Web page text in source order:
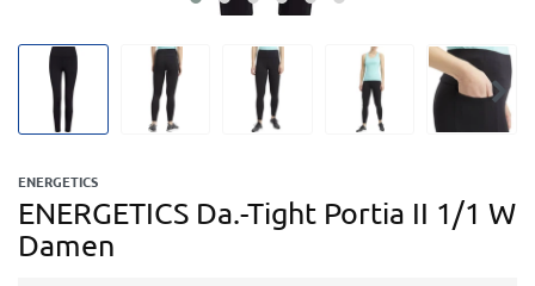
ENERGETICS
ENERGETICS Da.-Tight Portia II 1/1 W
Damen